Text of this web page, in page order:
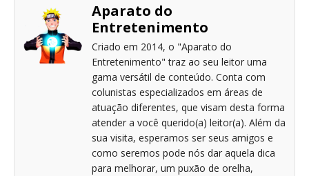
Aparato do
Entretenimento
Criado em 2014, o "Aparato do
Entretenimento" traz ao seu leitor uma
gama versátil de conteúdo. Conta com
colunistas especializados em áreas de
atuação diferentes, que visam desta forma
atender a você querido(a) leitor(a). Além da
sua visita, esperamos ser seus amigos e
como seremos pode nós dar aquela dica
para melhorar, um puxão de orelha,